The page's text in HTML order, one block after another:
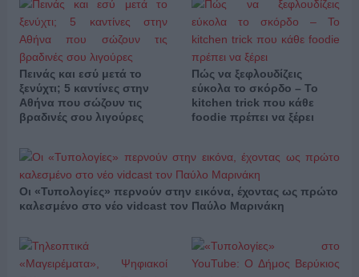
Πεινάς και εσύ μετά το
ξενύχτι; 5 καντίνες στην
Αθήνα που σώζουν τις
βραδινές σου λιγούρες
Πώς να ξεφλουδίζεις
εύκολα το σκόρδο – Το
kitchen trick που κάθε
foodie πρέπει να ξέρει
Οι «Τυπολογίες» περνούν στην εικόνα, έχοντας ως πρώτο
καλεσμένο στο νέο vidcast τον Παύλο Μαρινάκη